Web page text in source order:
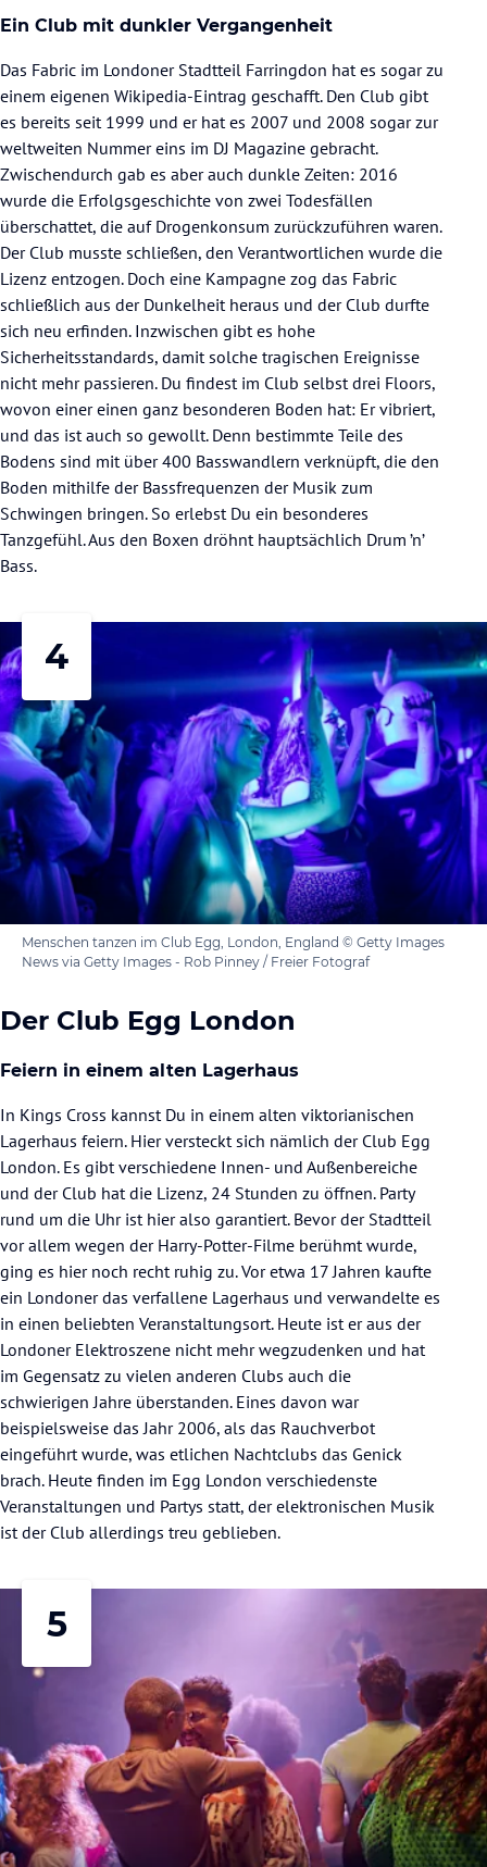
Ein Club mit dunkler Vergangenheit
Das Fabric im Londoner Stadtteil Farringdon hat es sogar zu
einem eigenen Wikipedia-Eintrag geschafft. Den Club gibt
es bereits seit 1999 und er hat es 2007 und 2008 sogar zur
weltweiten Nummer eins im DJ Magazine gebracht.
Zwischendurch gab es aber auch dunkle Zeiten: 2016
wurde die Erfolgsgeschichte von zwei Todesfällen
überschattet, die auf Drogenkonsum zurückzuführen waren.
Der Club musste schließen, den Verantwortlichen wurde die
Lizenz entzogen. Doch eine Kampagne zog das Fabric
schließlich aus der Dunkelheit heraus und der Club durfte
sich neu erfinden. Inzwischen gibt es hohe
Sicherheitsstandards, damit solche tragischen Ereignisse
nicht mehr passieren. Du findest im Club selbst drei Floors,
wovon einer einen ganz besonderen Boden hat: Er vibriert,
und das ist auch so gewollt. Denn bestimmte Teile des
Bodens sind mit über 400 Basswandlern verknüpft, die den
Boden mithilfe der Bassfrequenzen der Musik zum
Schwingen bringen. So erlebst Du ein besonderes
Tanzgefühl. Aus den Boxen dröhnt hauptsächlich Drum ’n’
Bass.
4
Menschen tanzen im Club Egg, London, England © Getty Images
News via Getty Images - Rob Pinney / Freier Fotograf
Der Club Egg London
Feiern in einem alten Lagerhaus
In Kings Cross kannst Du in einem alten viktorianischen
Lagerhaus feiern. Hier versteckt sich nämlich der Club Egg
London. Es gibt verschiedene Innen- und Außenbereiche
und der Club hat die Lizenz, 24 Stunden zu öffnen. Party
rund um die Uhr ist hier also garantiert. Bevor der Stadtteil
vor allem wegen der Harry-Potter-Filme berühmt wurde,
ging es hier noch recht ruhig zu. Vor etwa 17 Jahren kaufte
ein Londoner das verfallene Lagerhaus und verwandelte es
in einen beliebten Veranstaltungsort. Heute ist er aus der
Londoner Elektroszene nicht mehr wegzudenken und hat
im Gegensatz zu vielen anderen Clubs auch die
schwierigen Jahre überstanden. Eines davon war
beispielsweise das Jahr 2006, als das Rauchverbot
eingeführt wurde, was etlichen Nachtclubs das Genick
brach. Heute finden im Egg London verschiedenste
Veranstaltungen und Partys statt, der elektronischen Musik
ist der Club allerdings treu geblieben.
5